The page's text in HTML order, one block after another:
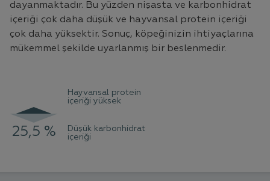
dayanmaktadır. Bu yüzden nişasta ve karbonhidrat
içeriği çok daha düşük ve hayvansal protein içeriği
çok daha yüksektir. Sonuç, köpeğinizin ihtiyaçlarına
mükemmel şekilde uyarlanmış bir beslenmedir.
34 %
Hayvansal protein
içeriği yüksek
25,5 %
Düşük karbonhidrat
içeriği